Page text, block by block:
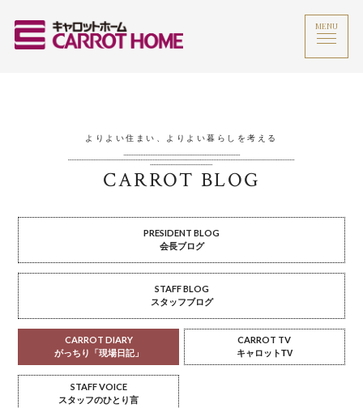
MENU
よりよい住まい、よりよい暮らしを考える
CARROT BLOG
PRESIDENT BLOG
会長ブログ
STAFF BLOG
スタッフブログ
CARROT DIARY
がっちり「現場日記」
CARROT TV
キャロットTV
STAFF VOICE
スタッフのひとり言